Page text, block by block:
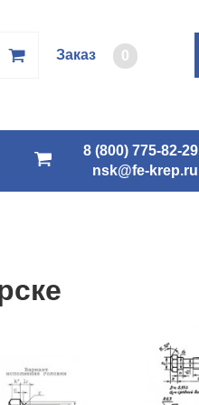
Заказ 0
8 (800) 775-82-29
nsk@fe-krep.ru